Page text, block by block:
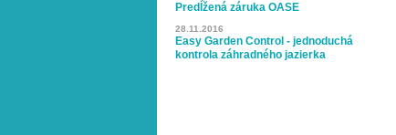
Predĺžená záruka OASE
28.11.2016
Easy Garden Control - jednoduchá
kontrola záhradného jazierka